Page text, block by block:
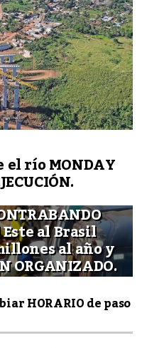
el río MONDAY
al Brasil
al año y
ORGANIZADO.
HORARIO de paso